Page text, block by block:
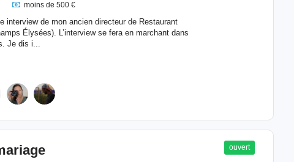
moins de 500 €
interview de mon ancien directeur de Restaurant
Élysées). L’interview se fera en marchant dans
Je dis i...
ouvert